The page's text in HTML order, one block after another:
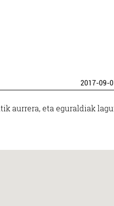
2017-09-
aurrera, eta eguraldiak